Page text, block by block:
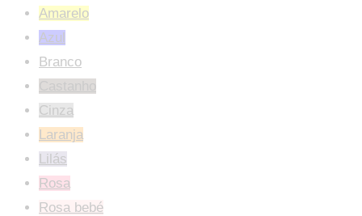
Amarelo
Azul
Branco
Cinza
Laranja
Lilás
Rosa
Rosa bebé